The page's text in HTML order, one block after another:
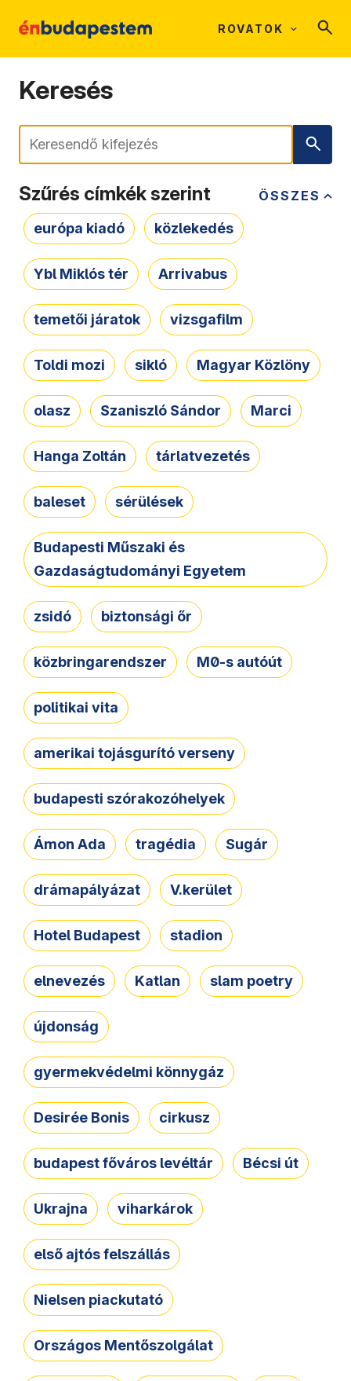
ROVATOK
Keresés
Keresés
ÖSSZES
Szűrés címkék szerint
európa kiadó közlekedés
Ybl Miklós tér Arrivabus
temetői járatok vizsgafilm
Toldi mozi sikló Magyar Közlöny
olasz Szaniszló Sándor Marci
Hanga Zoltán tárlatvezetés
baleset sérülések
Budapesti Műszaki és
Gazdaságtudományi Egyetem
zsidó biztonsági őr
közbringarendszer M0-s autóút
politikai vita
amerikai tojásgurító verseny
budapesti szórakozóhelyek
Ámon Ada tragédia Sugár
drámapályázat V.kerület
Hotel Budapest stadion
elnevezés Katlan slam poetry
újdonság
gyermekvédelmi könnygáz
Desirée Bonis cirkusz
budapest főváros levéltár Bécsi út
Ukrajna viharkárok
első ajtós felszállás
Nielsen piackutató
Országos Mentőszolgálat